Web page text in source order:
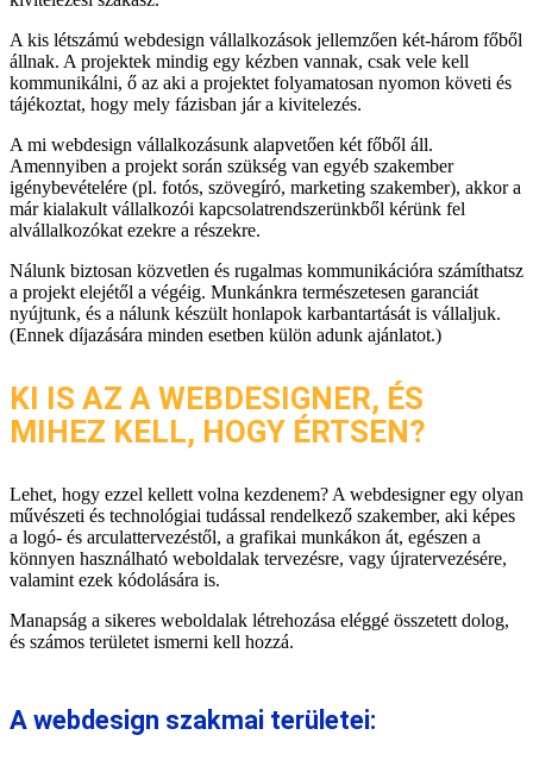
A kis létszámú webdesign vállalkozások jellemzően két-három főből
állnak. A projektek mindig egy kézben vannak, csak vele kell
kommunikálni, ő az aki a projektet folyamatosan nyomon követi és
tájékoztat, hogy mely fázisban jár a kivitelezés.
A mi webdesign vállalkozásunk alapvetően két főből áll.
Amennyiben a projekt során szükség van egyéb szakember
igénybevételére (pl. fotós, szövegíró, marketing szakember), akkor a
már kialakult vállalkozói kapcsolatrendszerünkből kérünk fel
alvállalkozókat ezekre a részekre.
Nálunk biztosan közvetlen és rugalmas kommunikációra számíthatsz
a projekt elejétől a végéig. Munkánkra természetesen garanciát
nyújtunk, és a nálunk készült honlapok karbantartását is vállaljuk.
(Ennek díjazására minden esetben külön adunk ajánlatot.)
KI IS AZ A WEBDESIGNER, ÉS
MIHEZ KELL, HOGY ÉRTSEN?
Lehet, hogy ezzel kellett volna kezdenem? A webdesigner egy olyan
művészeti és technológiai tudással rendelkező szakember, aki képes
a logó- és arculattervezéstől, a grafikai munkákon át, egészen a
könnyen használható weboldalak tervezésre, vagy újratervezésére,
valamint ezek kódolására is.
Manapság a sikeres weboldalak létrehozása eléggé összetett dolog,
és számos területet ismerni kell hozzá.
A webdesign szakmai területei: